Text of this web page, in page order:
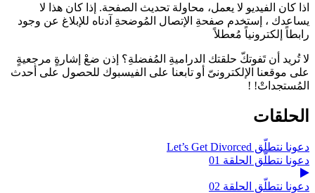
اذا كان الفيديو لا يعمل، محاولة تحديث الصفحة. إذا كان هذا لا
يساعدك ، إستخدم صفحةِ الإتصال المُوضحةِ آدناه للإبلاغ عن وجود
رابطاً إلكترونياً مُعطلاً
لا تُريد أن تَفوتكّ حلقتك الدراميةِ المُفضلةِ؟ إذن ضعْ إشارةٍ مرجعيةٍ
على موقعنا الإلكترونىّ أو تابعنا على الفيسبوك للحصول على أحدث
المُستجداتْ! !
الحلقات
دعونا نتطلّق Let’s Get Divorced
دعونا نتطلّق الحلقة 01
دعونا نتطلّق الحلقة 02